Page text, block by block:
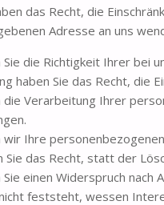
das Recht, die
Adresse an uns
Sie die Richtigkeit Ihrer bei
haben Sie das Recht, die
die Verarbeitung Ihrer
wir Ihre
Sie das Recht, statt der
Sie einen Widerspruch
feststeht, wessen